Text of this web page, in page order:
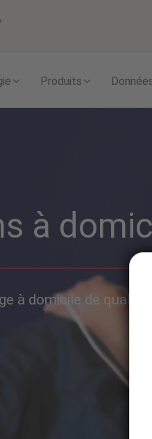
Produits
à
à domicile de qualité